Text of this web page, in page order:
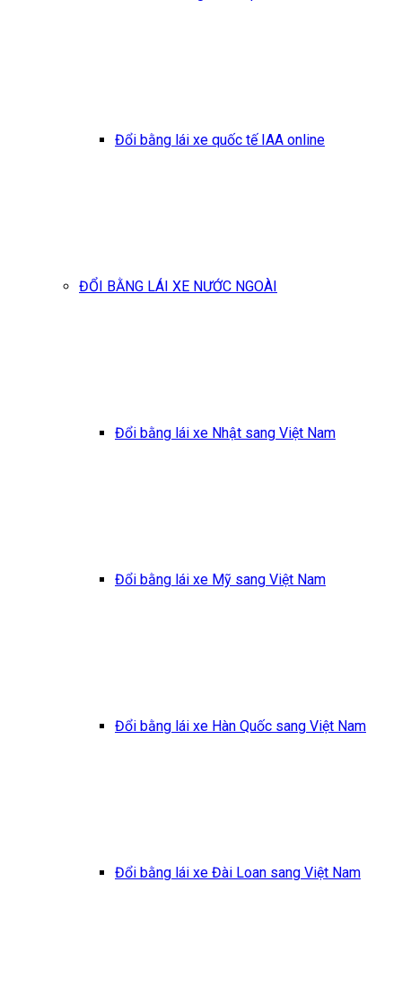
Đổi bằng lái xe quốc tế IAA online
ĐỔI BẰNG LÁI XE NƯỚC NGOÀI
Đổi bằng lái xe Nhật sang Việt Nam
Đổi bằng lái xe Mỹ sang Việt Nam
Đổi bằng lái xe Hàn Quốc sang Việt Nam
Đổi bằng lái xe Đài Loan sang Việt Nam